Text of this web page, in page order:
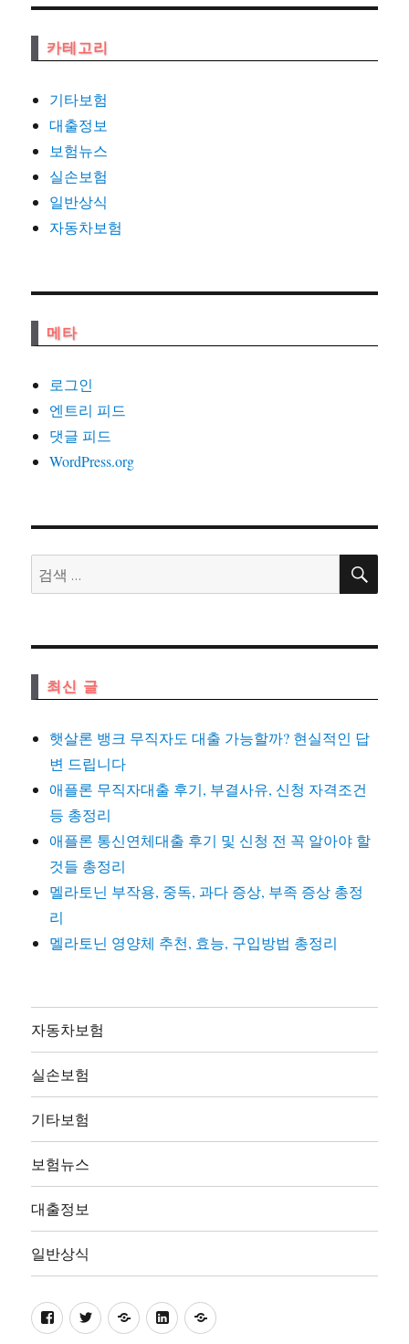
카테고리
기타보험
대출정보
보험뉴스
실손보험
일반상식
자동차보험
메타
로그인
엔트리 피드
댓글 피드
WordPress.org
검
색:
검
최신 글
햇살론 뱅크 무직자도 대출 가능할까? 현실적인 답
변 드립니다
애플론 무직자대출 후기, 부결사유, 신청 자격조건
등 총정리
애플론 통신연체대출 후기 및 신청 전 꼭 알아야 할
것들 총정리
멜라토닌 부작용, 중독, 과다 증상, 부족 증상 총정
리
멜라토닌 영양체 추천, 효능, 구입방법 총정리
자동차보험
실손보험
기타보험
보험뉴스
대출정보
일반상식
facebooktwitterpinterestlinkedinnaver